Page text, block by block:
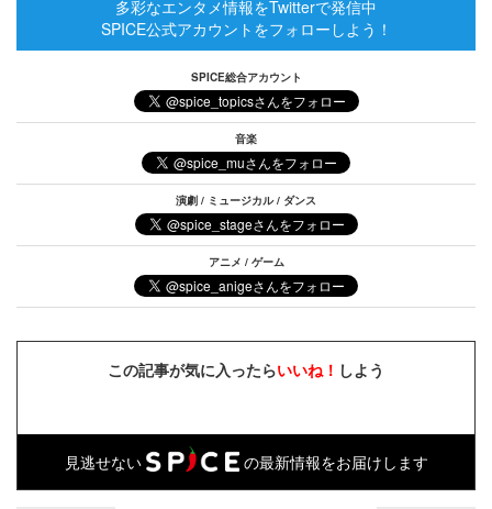
多彩なエンタメ情報をTwitterで発信中
SPICE公式アカウントをフォローしよう！
SPICE総合アカウント
音楽
演劇 / ミュージカル / ダンス
アニメ / ゲーム
この記事が気に入ったらいいね！ しよう
見逃せない の最新情報をお届けします